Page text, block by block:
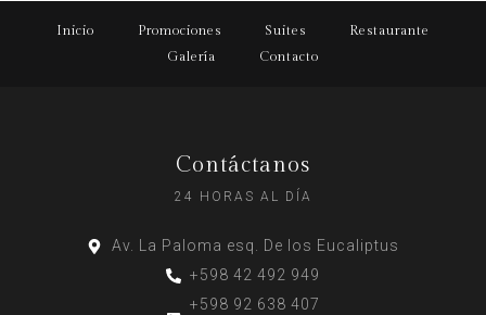
Inicio Promociones Suites
Restaurante
Galería
Contacto
Contáctanos
24 HORAS AL DÍA
Av. La Paloma esq. De los Eucaliptus
+598 42 492 949
+598 92 638 407